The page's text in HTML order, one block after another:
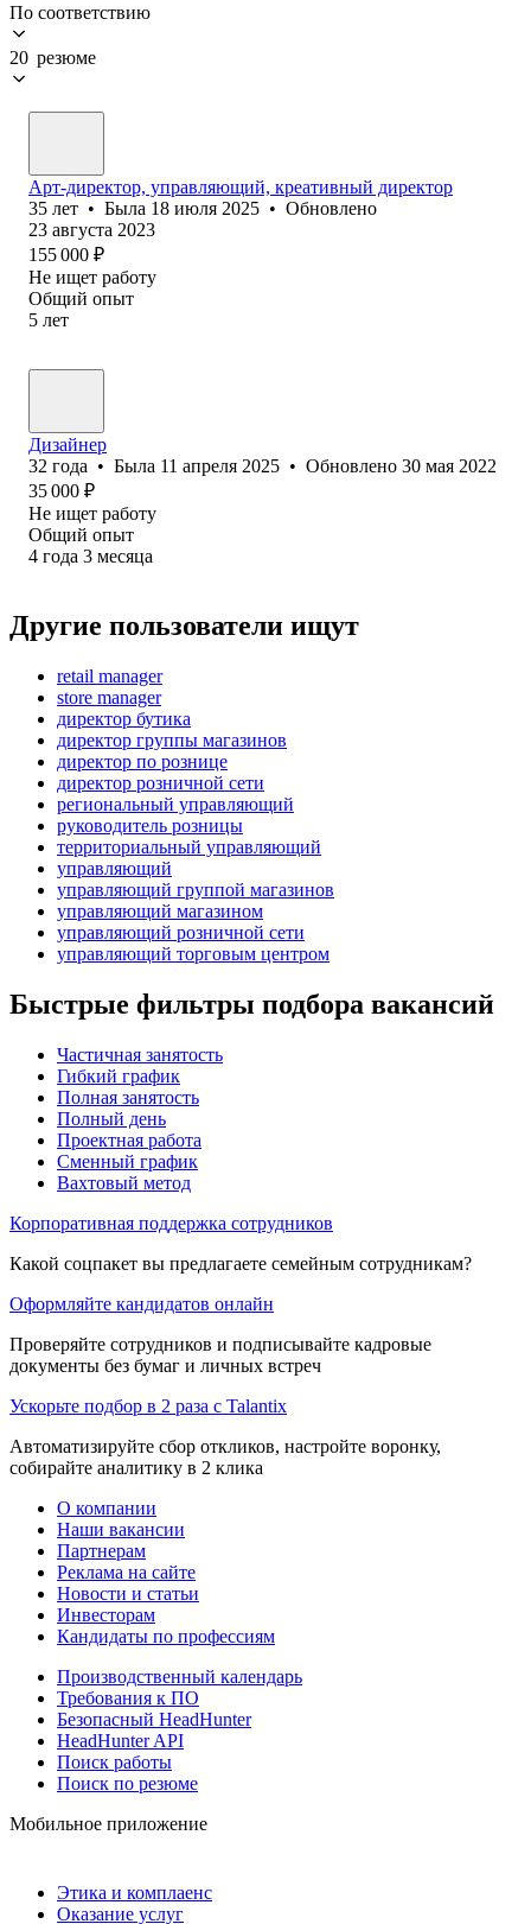
По соответствию
20 резюме
Арт-директор, управляющий, креативный директор
35 лет • Была 18 июля 2025 • Обновлено
23 августа 2023
155 000 ₽
Не ищет работу
Общий опыт
5 лет
Дизайнер
32 года • Была 11 апреля 2025 • Обновлено 30 мая 2022
35 000 ₽
Не ищет работу
Общий опыт
4 года 3 месяца
Другие пользователи ищут
retail manager
store manager
директор бутика
директор группы магазинов
директор по рознице
директор розничной сети
региональный управляющий
руководитель розницы
территориальный управляющий
управляющий
управляющий группой магазинов
управляющий магазином
управляющий розничной сети
управляющий торговым центром
Быстрые фильтры подбора вакансий
Частичная занятость
Гибкий график
Полная занятость
Полный день
Проектная работа
Сменный график
Вахтовый метод
Корпоративная поддержка сотрудников
Какой соцпакет вы предлагаете семейным сотрудникам?
Оформляйте кандидатов онлайн
Проверяйте сотрудников и подписывайте кадровые
документы без бумаг и личных встреч
Ускорьте подбор в 2 раза с Talantix
Автоматизируйте сбор откликов, настройте воронку,
собирайте аналитику в 2 клика
О компании
Наши вакансии
Партнерам
Реклама на сайте
Новости и статьи
Инвесторам
Кандидаты по профессиям
Производственный календарь
Требования к ПО
Безопасный HeadHunter
HeadHunter API
Поиск работы
Поиск по резюме
Мобильное приложение
Этика и комплаенс
Оказание услуг